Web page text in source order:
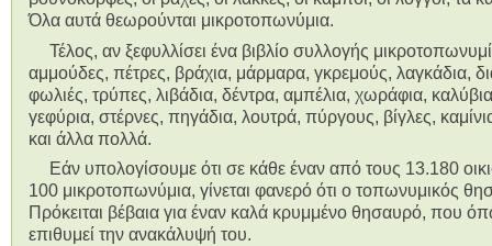
Όλα αυτά θεωρούνται μικροτοπωνύμια.
Τέλος, αν ξεφυλλίσει ένα βιβλίο συλλογής
αμμούδες, πέτρες, βράχια, μάρμαρα, γκρεμούς, λαγκάδια,
φωλιές, τρύπες, λιβάδια, δέντρα, αμπέλια, χωράφια,
γεφύρια, στέρνες, πηγάδια, λουτρά, πύργους, βίγλες,
και άλλα πολλά.
Εάν υπολογίσουμε ότι σε κάθε έναν από τους 13.180
100 μικροτοπωνύμια, γίνεται φανερό ότι ο τοπωνυμικός
Πρόκειται βέβαια για έναν καλά κρυμμένο θησαυρό, που
επιθυμεί την ανακάλυψή του.